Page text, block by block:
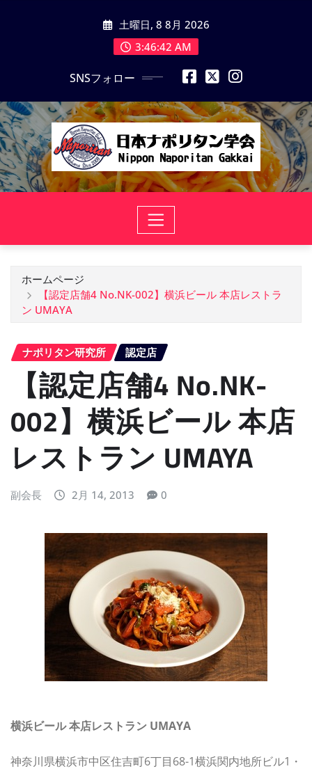
に
ス
キ
ッ
プ
土曜日, 8 8月 2026
3:46:43 AM
SNSフォロー
ホームページ
【認定店舗4 No.NK-002】横浜ビール 本店レストラ
ン UMAYA
ナポリタン研究所 認定店
【認定店舗4 No.NK-
002】横浜ビール 本店
レストラン UMAYA
副会長 2月 14, 2013 0
横浜ビール 本店レストラン UMAYA
神奈川県横浜市中区住吉町6丁目68-1横浜関内地所ビル1・